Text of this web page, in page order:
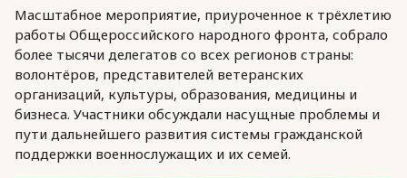
Масштабное мероприятие, приуроченное к трёхлетию
работы Общероссийского народного фронта, собрало
более тысячи делегатов со всех регионов страны:
волонтёров, представителей ветеранских
организаций, культуры, образования, медицины и
бизнеса. Участники обсуждали насущные проблемы и
пути дальнейшего развития системы гражданской
поддержки военнослужащих и их семей.